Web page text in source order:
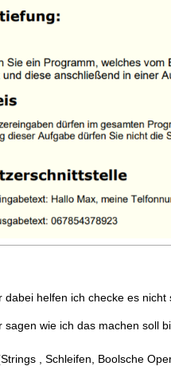
dabei helfen ich checke es nicht
sagen wie ich das machen soll
, Schleifen, Boolsche